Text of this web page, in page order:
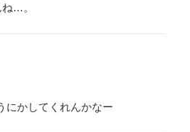
…。
にかしてくれんかなー